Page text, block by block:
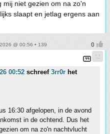
mij niet gezien om na zo'n
slaapt en jetlag ergens aan
@ 00:56 • 139
00:52 schreef 3rr0r het
16:30 afgelopen, in de avond
in de ochtend. Dus het
om na zo'n nachtvlucht